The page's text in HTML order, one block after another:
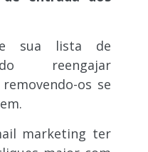
sua lista de
reengajar
os se
marketing ter